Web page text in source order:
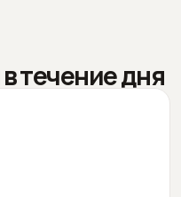
течение дня